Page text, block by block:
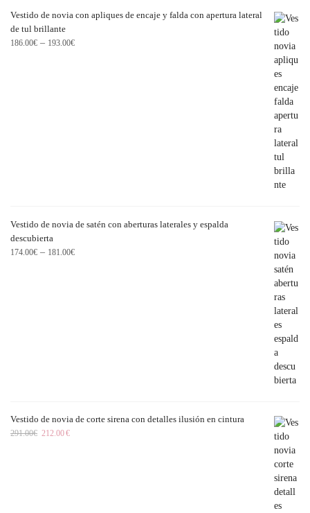
Vestido de novia con apliques de encaje y falda con apertura lateral
de tul brillante
186.00€ – 193.00€
Vestido de novia de satén con aberturas laterales y espalda
descubierta
174.00€ – 181.00€
Vestido de novia de corte sirena con detalles ilusión en cintura
291.00€ 212.00€